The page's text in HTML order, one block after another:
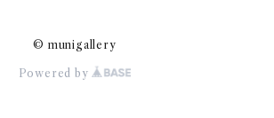
© munigallery
Powered by